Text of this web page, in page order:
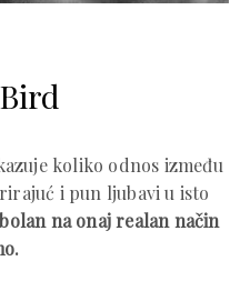
koliko odnos između
i pun ljubavi u isto
na onaj realan način